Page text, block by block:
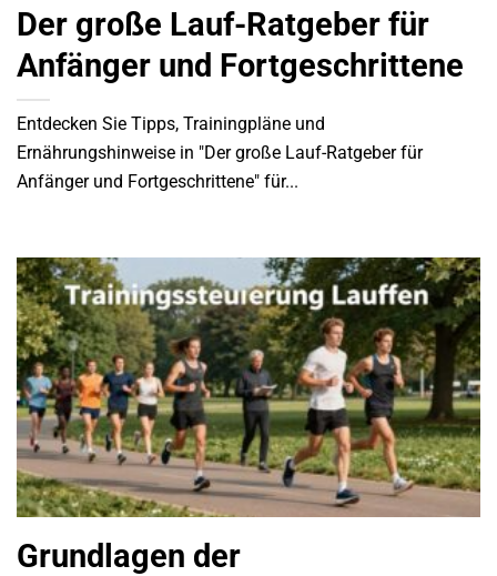
Der große Lauf-Ratgeber für
Anfänger und Fortgeschrittene
Entdecken Sie Tipps, Trainingpläne und
Ernährungshinweise in "Der große Lauf-Ratgeber für
Anfänger und Fortgeschrittene" für...
Grundlagen der